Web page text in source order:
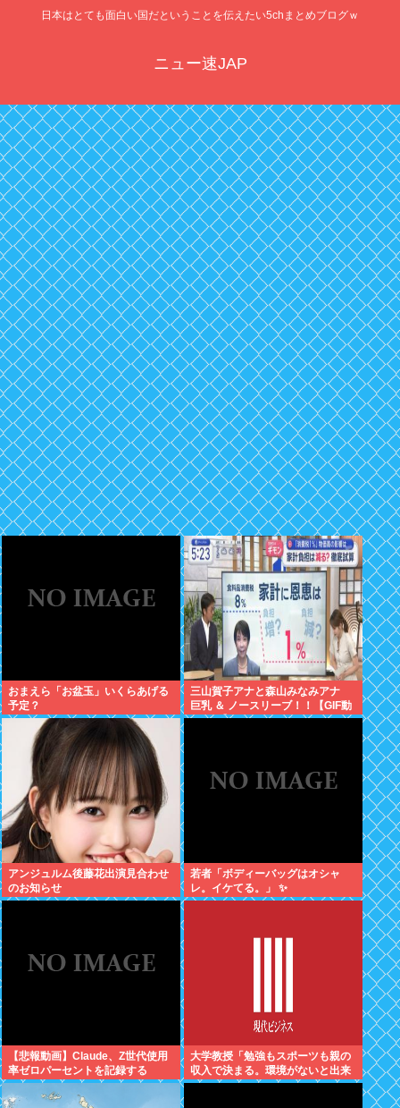
日本はとても面白い国だということを伝えたい5chまとめブログｗ
ニュー速JAP
おまえら「お盆玉」いくらあげる
予定？
三山賀子アナと森山みなみアナ
巨乳 ＆ ノースリーブ！！【GIF動
画あり】
アンジュルム後藤花出演見合わせ
のお知らせ
若者「ボディーバッグはオシャ
レ。イケてる。」 ✨
【悲報動画】Claude、Z世代使用
率ゼロパーセントを記録する
大学教授「勉強もスポーツも親の
収入で決まる。環境がないと出来
るわけがない」